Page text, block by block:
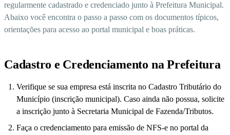
regularmente cadastrado e credenciado junto à Prefeitura Municipal.
Abaixo você encontra o passo a passo com os documentos típicos,
orientações para acesso ao portal municipal e boas práticas.
Cadastro e Credenciamento na Prefeitura
Verifique se sua empresa está inscrita no Cadastro Tributário do
Município (inscrição municipal). Caso ainda não possua, solicite
a inscrição junto à Secretaria Municipal de Fazenda/Tributos.
Faça o credenciamento para emissão de NFS-e no portal da